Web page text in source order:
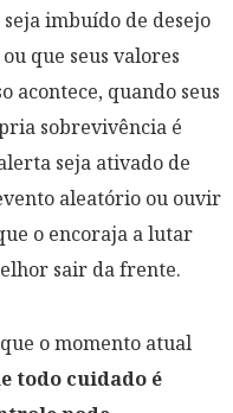
imbuído de desejo
que seus valores
acontece, quando seus
sobrevivência é
seja ativado de
aleatório ou ouvir
o encoraja a lutar
sair da frente.
o momento atual
todo cuidado é